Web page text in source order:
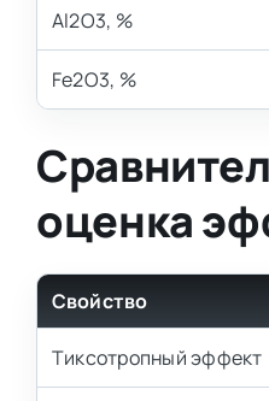
Al2O3, %
Fe2O3, %
оценка
Свойство
Тиксотропный эффект